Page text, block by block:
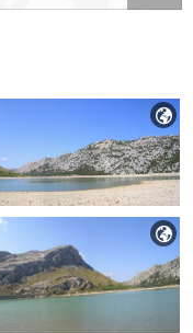

